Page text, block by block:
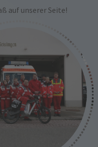
auf unserer Seite!